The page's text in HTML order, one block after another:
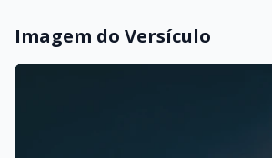
Imagem do Versículo